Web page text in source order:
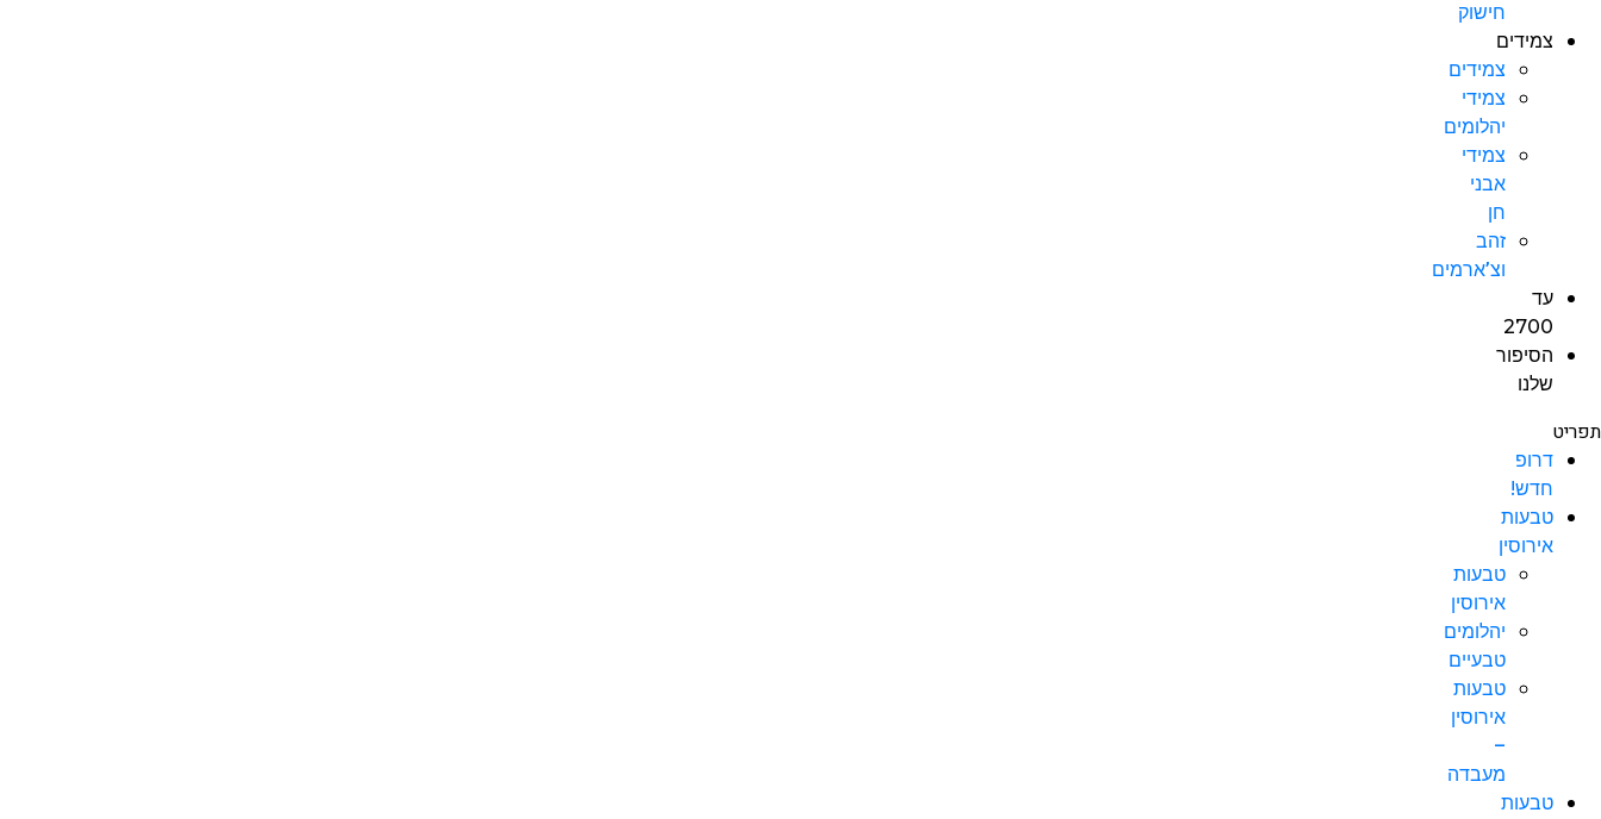
חישוק
צמידים
צמידים
צמידי
יהלומים
צמידי
אבני
חן
זהב
וצ’ארמים
עד
2700
הסיפור
שלנו
תפריט
דרופ
חדש!
טבעות
אירוסין
טבעות
אירוסין
יהלומים
טבעיים
טבעות
אירוסין
–
מעבדה
טבעות